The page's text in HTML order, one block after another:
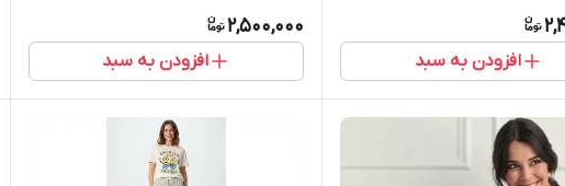
افزودن به سبد
2,500,000
افزودن به سبد